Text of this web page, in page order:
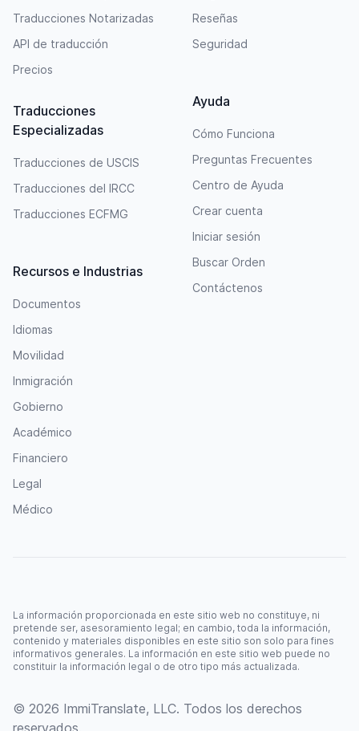
Traducciones Notarizadas
API de traducción
Precios
Traducciones
Especializadas
Traducciones de USCIS
Traducciones del IRCC
Traducciones ECFMG
Recursos e Industrias
Documentos
Idiomas
Movilidad
Inmigración
Gobierno
Académico
Financiero
Legal
Médico
Reseñas
Seguridad
Ayuda
Cómo Funciona
Preguntas Frecuentes
Centro de Ayuda
Crear cuenta
Iniciar sesión
Buscar Orden
Contáctenos
La información proporcionada en este sitio web no constituye, ni
pretende ser, asesoramiento legal; en cambio, toda la información,
contenido y materiales disponibles en este sitio son solo para fines
informativos generales. La información en este sitio web puede no
constituir la información legal o de otro tipo más actualizada.
© 2026 ImmiTranslate, LLC. Todos los derechos
reservados.